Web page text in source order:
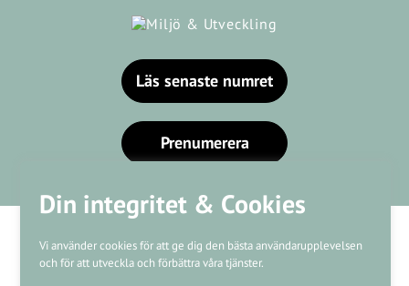
Din integritet & Cookies
Vi använder cookies för att ge dig den bästa användarupplevelsen
och för att utveckla och förbättra våra tjänster.
Läs senaste numret
Prenumerera